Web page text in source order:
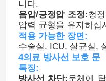
니다.
음압/긍정압 조정:청
압력 균형을 유지하십
적용 가능한 장면:
수술실, ICU, 살균실,
4의료 방사선 보호 문
특징:
방사선 차단:문체에